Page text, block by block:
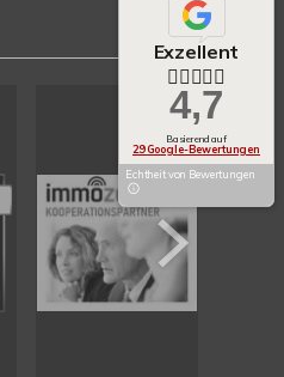
Exzellent
4,7
Basierend auf
29 Google-Bewertungen
Echtheit von Bewertungen